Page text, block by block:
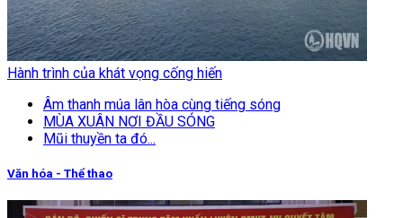
Hành trình của khát vọng cống hiến
Âm thanh múa lân hòa cùng tiếng sóng
MÙA XUÂN NƠI ĐẦU SÓNG
Mũi thuyền ta đó...
Văn hóa - Thể thao